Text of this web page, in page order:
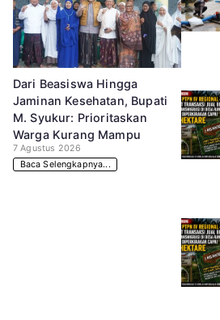
Dari Beasiswa Hingga
Jaminan Kesehatan, Bupati
M. Syukur: Prioritaskan
Warga Kurang Mampu
7 Agustus 2026
Baca Selengkapnya...